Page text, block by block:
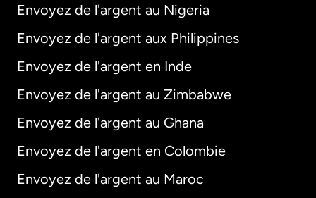
Envoyez de l'argent au Nigeria
Envoyez de l'argent aux Philippines
Envoyez de l'argent en Inde
Envoyez de l'argent au Zimbabwe
Envoyez de l'argent au Ghana
Envoyez de l'argent en Colombie
Envoyez de l'argent au Maroc